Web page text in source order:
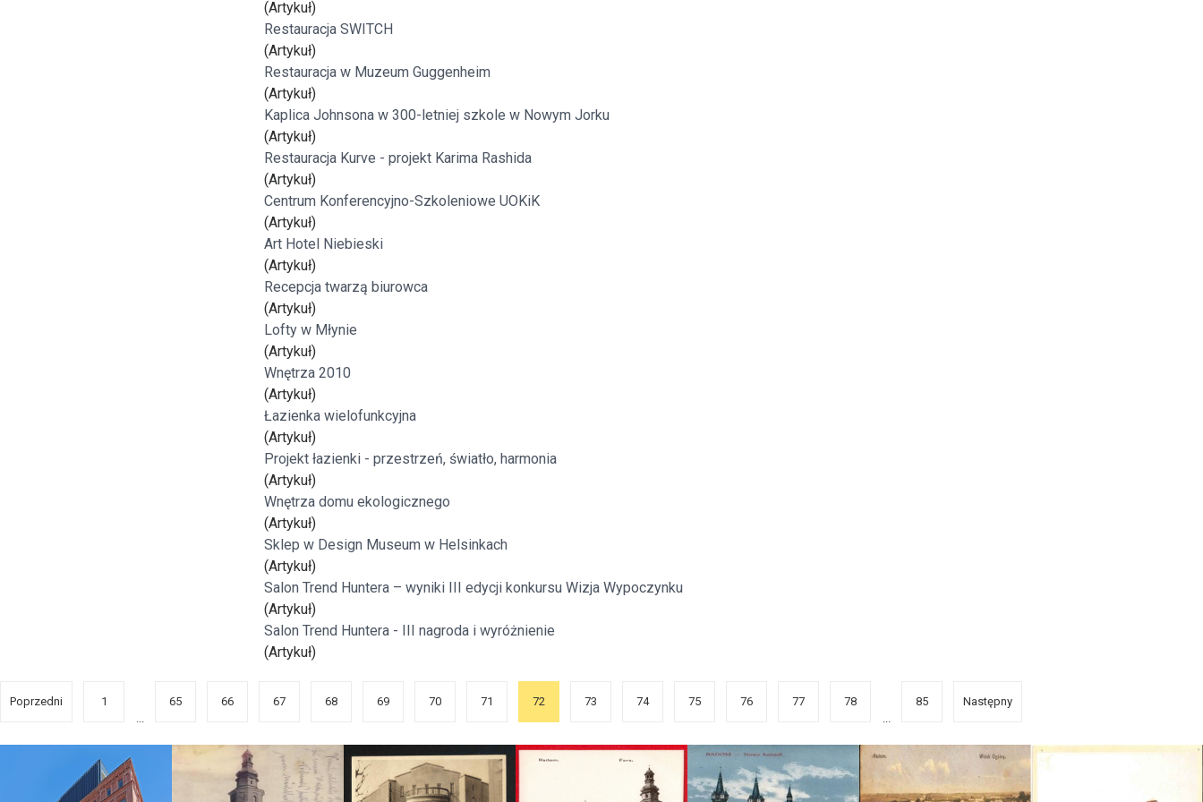
Freelance - architekt
Galeria Miast Dawnych
Filmy
Firmy
(Artykuł)
Restauracja SWITCH
(Artykuł)
Restauracja w Muzeum Guggenheim
(Artykuł)
Kaplica Johnsona w 300-letniej szkole w Nowym Jorku
(Artykuł)
Restauracja Kurve - projekt Karima Rashida
(Artykuł)
Centrum Konferencyjno-Szkoleniowe UOKiK
(Artykuł)
Art Hotel Niebieski
(Artykuł)
Recepcja twarzą biurowca
(Artykuł)
Lofty w Młynie
(Artykuł)
Wnętrza 2010
(Artykuł)
Łazienka wielofunkcyjna
(Artykuł)
Projekt łazienki - przestrzeń, światło, harmonia
(Artykuł)
Wnętrza domu ekologicznego
(Artykuł)
Sklep w Design Museum w Helsinkach
(Artykuł)
Salon Trend Huntera – wyniki III edycji konkursu Wizja Wypoczynku
(Artykuł)
Salon Trend Huntera - III nagroda i wyróżnienie
(Artykuł)
Poprzedni
1
...
65 66 67 68 69 70 71 72 73 74 75 76 77
78
...
85 Następny